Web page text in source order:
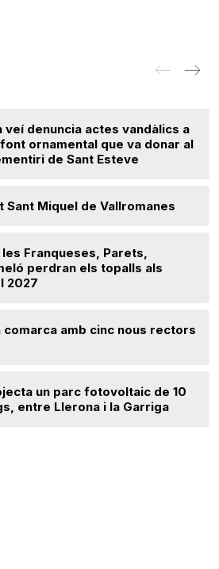
veí denuncia actes vandàlics a
ornamental que va donar al
de Sant Esteve
Sant Miquel de Vallromanes
Franqueses, Parets,
perdran els topalls als
2027
amb cinc nous rectors
un parc fotovoltaic de 10
entre Llerona i la Garriga